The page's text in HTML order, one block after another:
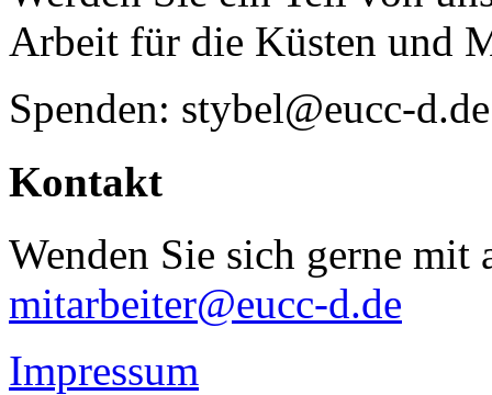
Arbeit für die Küsten und
Spenden: stybel@eucc-d.de
Kontakt
Wenden Sie sich gerne mit
mitarbeiter@eucc-d.de
Impressum